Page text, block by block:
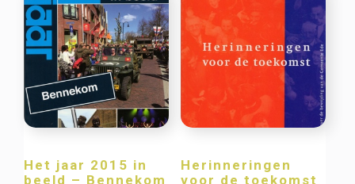
Het jaar 2015 in
beeld – Bennekom
Herinneringen
voor de toekomst